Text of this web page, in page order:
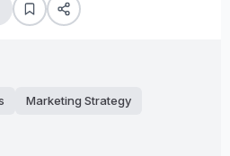
Marketing Strategy